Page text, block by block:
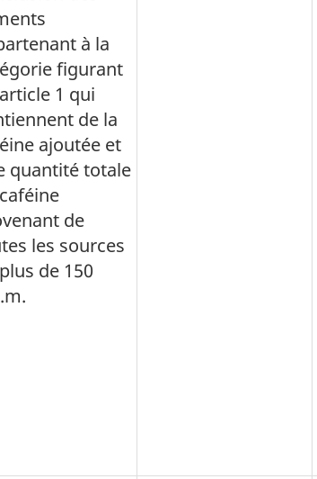
à la
figurant
1 qui
de la
ajoutée et
quantité totale
de
les sources
de 150